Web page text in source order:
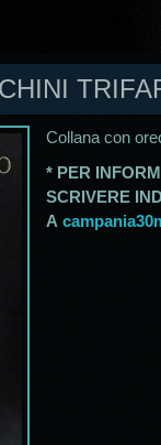
Collana con
* PER
SCRIVERE
A